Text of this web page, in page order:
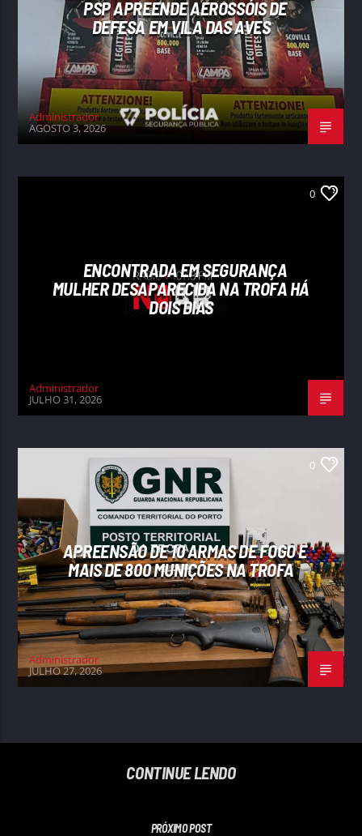
PSP APREENDE AEROSSÓIS DE
DEFESA EM VILA DAS AVES
Administrador
AGOSTO 3, 2026
0
ENCONTRADA EM SEGURANÇA
MULHER DESAPARECIDA NA TROFA HÁ
DOIS DIAS
Administrador
JULHO 31, 2026
0
APREENSÃO DE 10 ARMAS DE FOGO E
MAIS DE 800 MUNIÇÕES NA TROFA
Administrador
JULHO 27, 2026
CONTINUE LENDO
PRÓXIMO POST